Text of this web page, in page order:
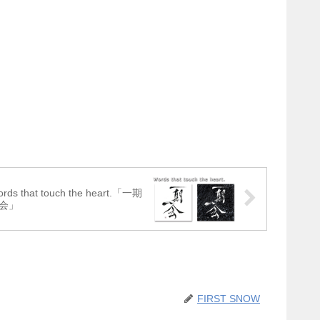
that touch the heart.「一期
」
FIRST SNOW